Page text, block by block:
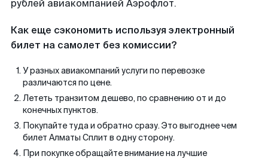
рублей авиакомпанией Аэрофлот.
Как еще сэкономить используя электронный
билет на самолет без комиссии?
У разных авиакомпаний услуги по перевозке
различаются по цене.
Лететь транзитом дешево, по сравнению от и до
конечных пунктов.
Покупайте туда и обратно сразу. Это выгоднее чем
билет Алматы Сплит в одну сторону.
При покупке обращайте внимание на лучшие